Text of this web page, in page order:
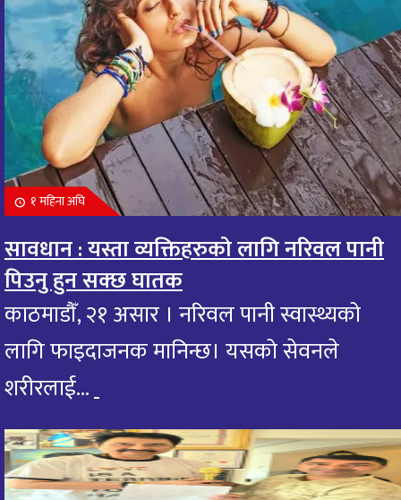
१ महिना अघि
सावधान : यस्ता व्यक्तिहरुको लागि नरिवल पानी
पिउनु हुन सक्छ घातक
काठमाडौँ, २१ असार । नरिवल पानी स्वास्थ्यको
लागि फाइदाजनक मानिन्छ। यसको सेवनले
शरीरलाई...